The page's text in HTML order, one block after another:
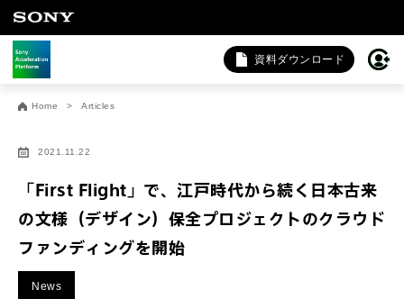
資料ダウンロード
Home Articles
2021.11.22
「First Flight」で、江戸時代から続く日本古来
の文様（デザイン）保全プロジェクトのクラウド
ファンディングを開始
News
お問い合わせ
法人向けサービスに関するご相談・お問い合わせは以下のボタ
法人お問い合わせ
FAQ&個人お問い合わせは以下のボタンからお願いします。
FAQ & 個人お問い合わせ